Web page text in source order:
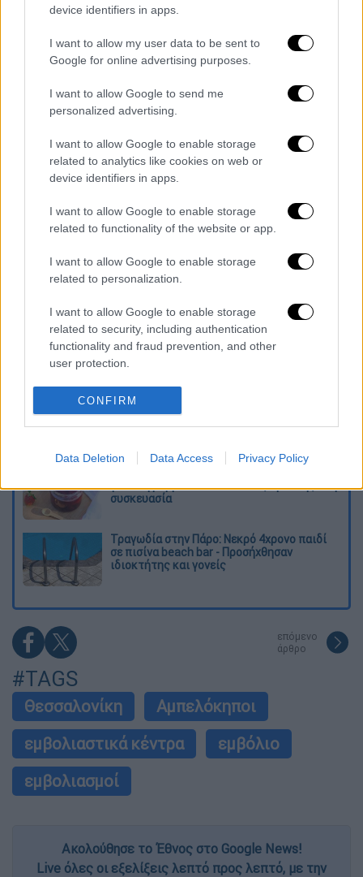
device identifiers in apps.
I want to allow my user data to be sent to
Google for online advertising purposes.
I want to allow Google to send me
personalized advertising.
I want to allow Google to enable storage
related to analytics like cookies on web or
device identifiers in apps.
I want to allow Google to enable storage
related to functionality of the website or app.
I want to allow Google to enable storage
related to personalization.
I want to allow Google to enable storage
related to security, including authentication
functionality and fraud prevention, and other
user protection.
CONFIRM
Data Deletion Data Access Privacy Policy
«Είμαι κατηγορηματικός ότι
να χαθεί κανένα εμβόλιο και κανένας
πολίτης δεν πρόκειται να χάσει το ραντεβού
. Είναι πολύ πιθανό το πρόβλημα να λυθεί
ακόμα και μέσα στα επόμενα λεπτά κι εμείς
να συμπτύξουμε το χρόνο, ώστε να
εμβολιαστούν όλοι οι πολίτες που έχουν
προγραμματισμένο ραντεβού. Ωστόσο, αν
δεν καταστεί κάτι τέτοιο εφικτό και το
πρόβλημα δε λυθεί μέσα στην ημέρα, όσοι
είχαν προγραμματισμένο ραντεβού, θα
εμβολιαστούν τις επόμενες ημέρες», τονίζει
στο ethnos.gr o κ. Μπογιατζίδης.
Διαβάστε ακόμη
Θρήνος για τον Λιονέλ Μέσι: Πέθανε στα 68
του χρόνια ο πατέρας του, Χόρχε
Φωτιά στην Αττικοβοιωτία: Πώς στήθηκε η
μεγάλη επιχείρηση διάσωσης - 254 πολίτες
απομακρύνθηκαν διά θαλάσσης
γνωστή μαρμελάδα - Κίνδυνος θραύσης στη
συσκευασία
Τραγωδία στην Πάρο: Νεκρό 4χρονο παιδί
σε πισίνα beach bar - Προσήχθησαν
ιδιοκτήτης και γονείς
επόμενο
άρθρο
#TAGS
Θεσσαλονίκη
Αμπελόκηποι
εμβολιαστικά κέντρα
εμβόλιο
εμβολιασμοί
Ακολούθησε το Έθνος στο Google News!
Live όλες οι εξελίξεις λεπτό προς λεπτό, με την